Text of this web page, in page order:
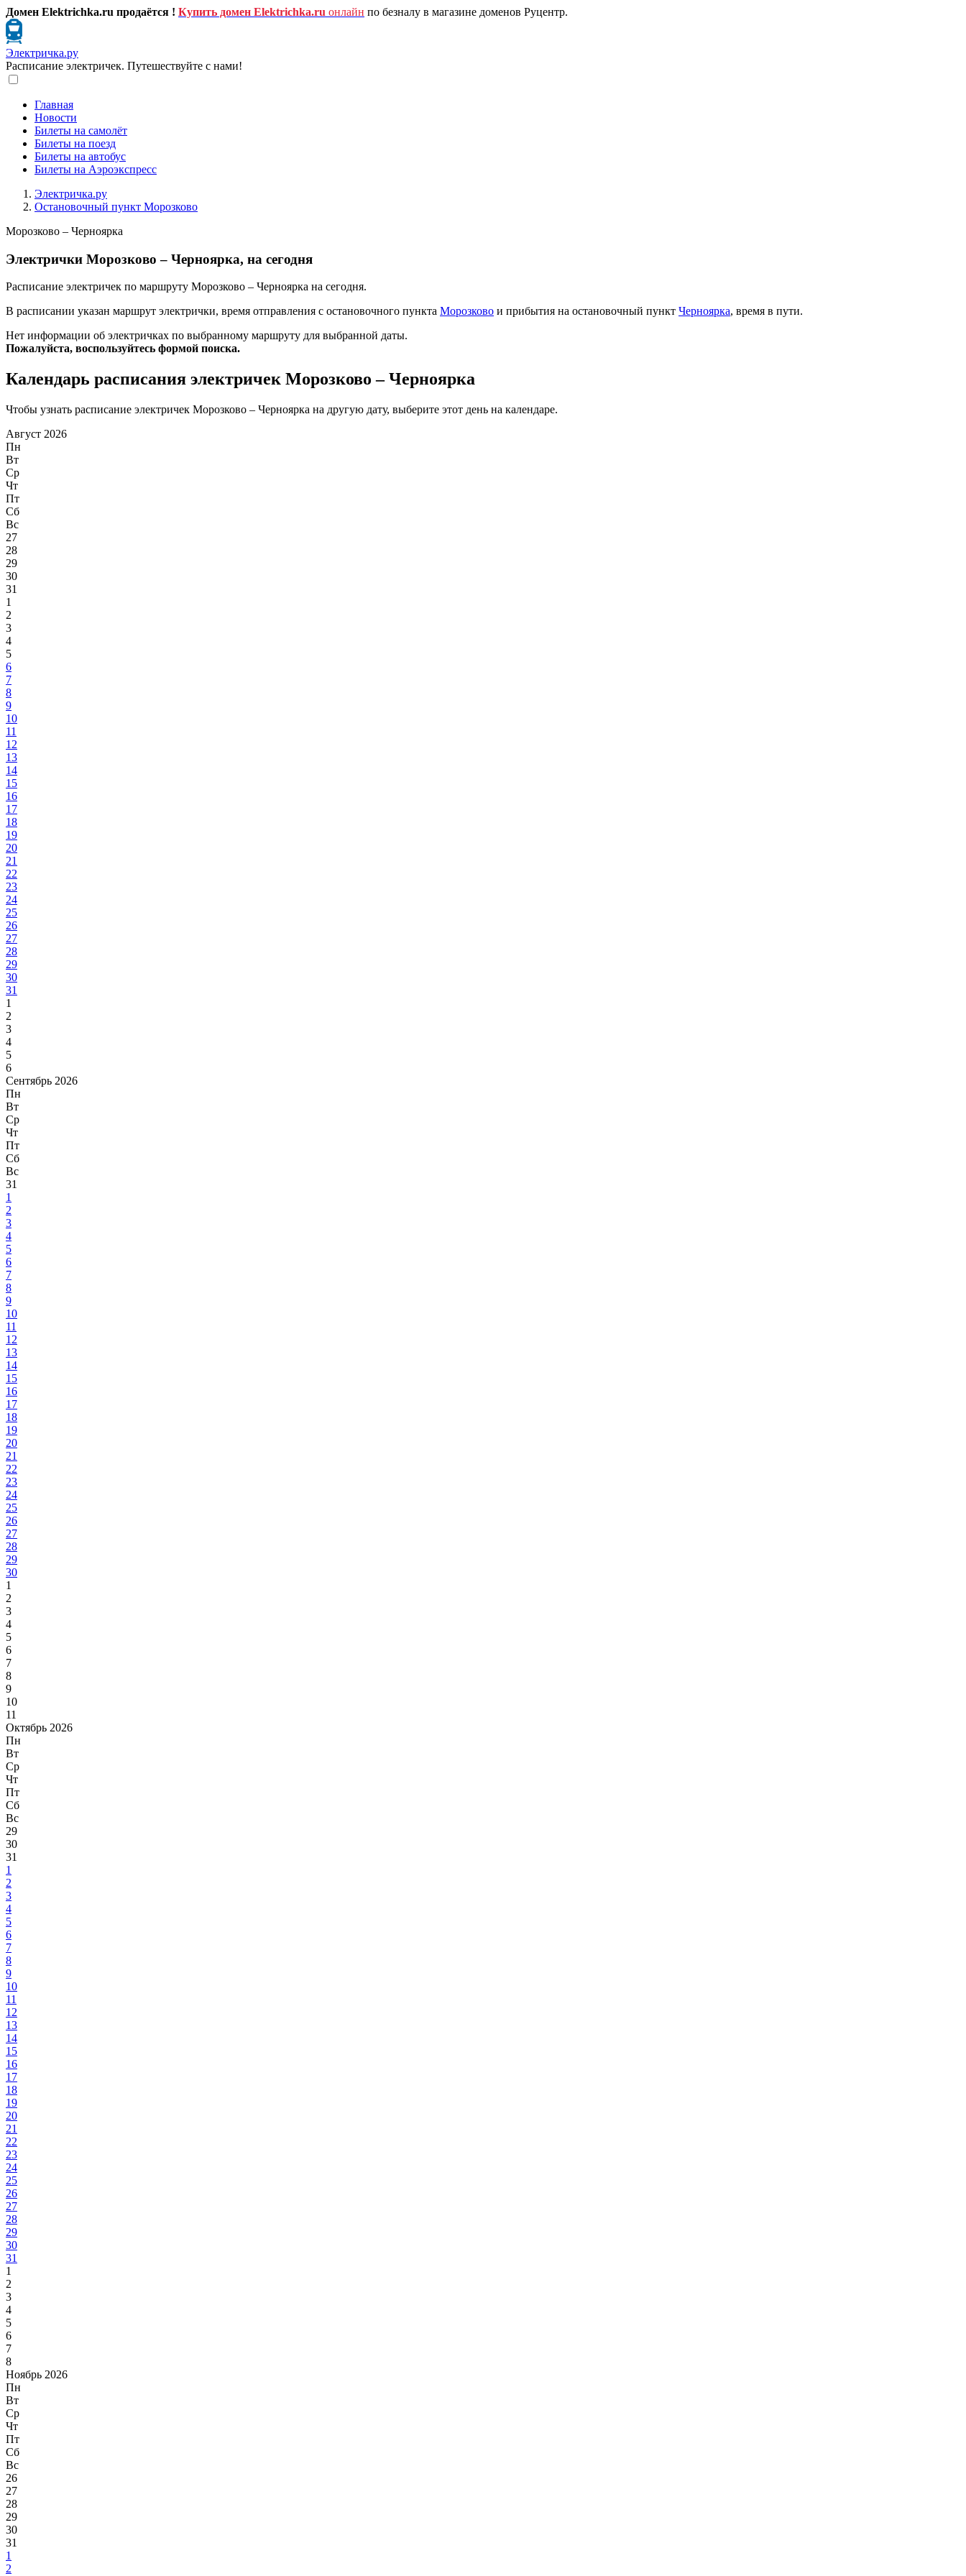
Домен Elektrichka.ru продаётся ! Купить домен Elektrichka.ru онлайн по безналу в магазине доменов Руцентр.
Электричка.ру
Расписание электричек. Путешествуйте с нами!
Главная
Новости
Билеты на самолёт
Билеты на поезд
Билеты на автобус
Билеты на Аэроэкспресс
Электричка.ру
Остановочный пункт Морозково
Морозково – Черноярка
Электрички Морозково – Черноярка, на сегодня
Расписание электричек по маршруту Морозково – Черноярка на сегодня.
В расписании указан маршрут электрички, время отправления с остановочного пункта Морозково и прибытия на остановочный пункт Черноярка, время в пути.
Нет информации об электричках по выбранному маршруту для выбранной даты.
Пожалуйста, воспользуйтесь формой поиска.
Календарь расписания электричек Морозково – Черноярка
Чтобы узнать расписание электричек Морозково – Черноярка на другую дату, выберите этот день на календаре.
Август 2026
Пн
Вт
Ср
Чт
Пт
Сб
Вс
27
28
29
30
31
1
2
3
4
5
6
7
8
9
10
11
12
13
14
15
16
17
18
19
20
21
22
23
24
25
26
27
28
29
30
31
1
2
3
4
5
6
Сентябрь 2026
Пн
Вт
Ср
Чт
Пт
Сб
Вс
31
1
2
3
4
5
6
7
8
9
10
11
12
13
14
15
16
17
18
19
20
21
22
23
24
25
26
27
28
29
30
1
2
3
4
5
6
7
8
9
10
11
Октябрь 2026
Пн
Вт
Ср
Чт
Пт
Сб
Вс
29
30
31
1
2
3
4
5
6
7
8
9
10
11
12
13
14
15
16
17
18
19
20
21
22
23
24
25
26
27
28
29
30
31
1
2
3
4
5
6
7
8
Ноябрь 2026
Пн
Вт
Ср
Чт
Пт
Сб
Вс
26
27
28
29
30
31
1
2